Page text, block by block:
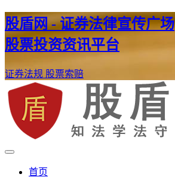
股盾网 - 证券法律宣传广场
股票投资资讯平台
证券法规 股票索赔
股盾网
证券股票维权网
首页